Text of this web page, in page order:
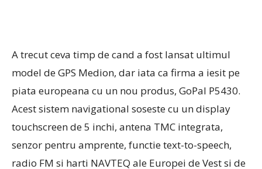
A trecut ceva timp de cand a fost lansat ultimul
model de GPS Medion, dar iata ca firma a iesit pe
piata europeana cu un nou produs, GoPal P5430.
Acest sistem navigational soseste cu un display
touchscreen de 5 inchi, antena TMC integrata,
senzor pentru amprente, functie text-to-speech,
radio FM si harti NAVTEQ ale Europei de Vest si de